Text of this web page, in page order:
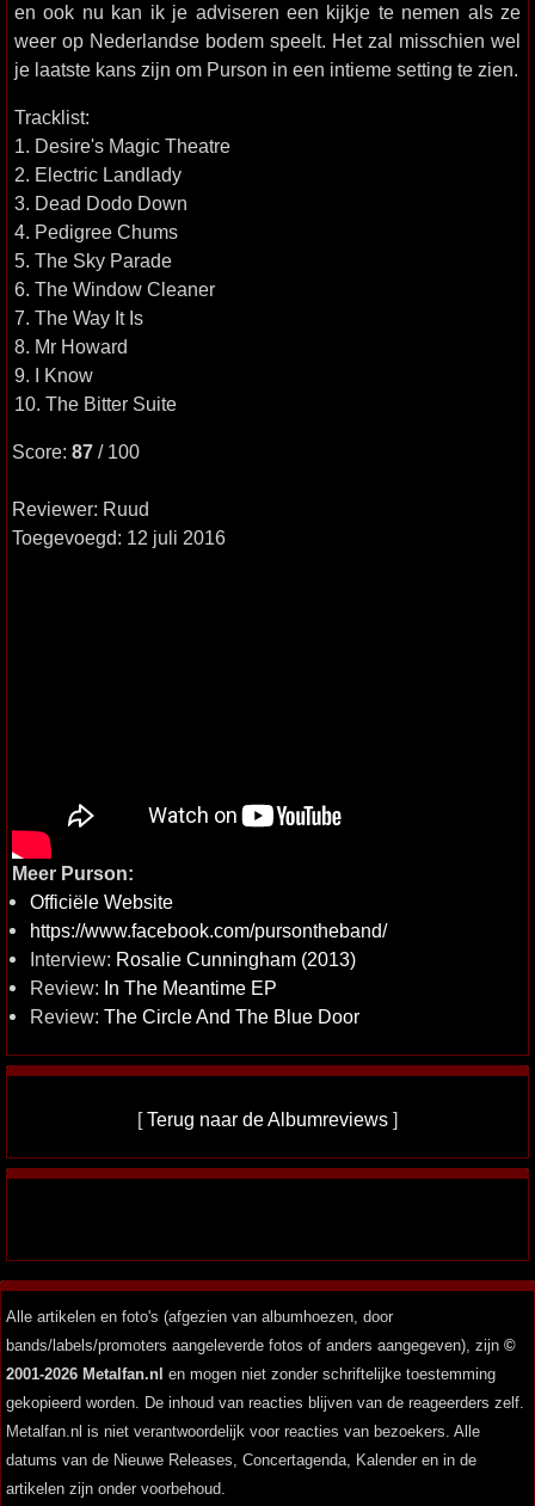
en ook nu kan ik je adviseren een kijkje te nemen als ze
weer op Nederlandse bodem speelt. Het zal misschien wel
je laatste kans zijn om Purson in een intieme setting te zien.
Tracklist:
1. Desire's Magic Theatre
2. Electric Landlady
3. Dead Dodo Down
4. Pedigree Chums
5. The Sky Parade
6. The Window Cleaner
7. The Way It Is
8. Mr Howard
9. I Know
10. The Bitter Suite
Score: 87 / 100
Reviewer: Ruud
Toegevoegd: 12 juli 2016
Meer Purson:
Officiële Website
https://www.facebook.com/pursontheband/
Interview: Rosalie Cunningham (2013)
Review: In The Meantime EP
Review: The Circle And The Blue Door
[Terug naar de Albumreviews ]
Alle artikelen en foto's (afgezien van albumhoezen, door
bands/labels/promoters aangeleverde fotos of anders aangegeven), zijn ©
2001-2026 Metalfan.nl en mogen niet zonder schriftelijke toestemming
gekopieerd worden. De inhoud van reacties blijven van de reageerders zelf.
Metalfan.nl is niet verantwoordelijk voor reacties van bezoekers. Alle
datums van de Nieuwe Releases, Concertagenda, Kalender en in de
artikelen zijn onder voorbehoud.